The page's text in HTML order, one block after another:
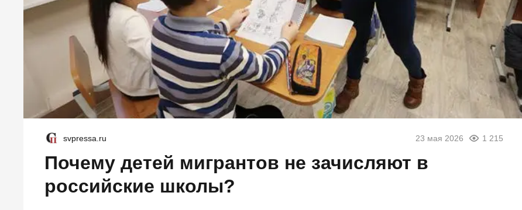
svpressa.ru 23 мая 2026 1 215
Почему детей мигрантов не зачисляют в
российские школы?